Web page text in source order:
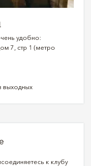
удобно:
7, стр 1 (метро
выходных
к клубу